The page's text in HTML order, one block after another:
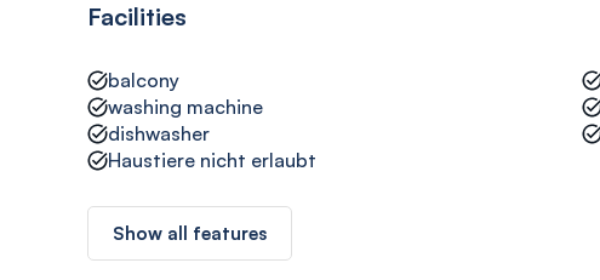
Facilities
balcony
washing machine
dishwasher
Haustiere nicht erlaubt
Show all features